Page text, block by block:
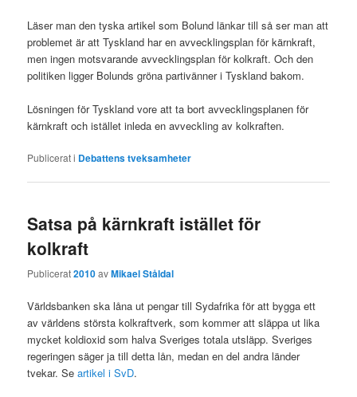
Läser man den tyska artikel som Bolund länkar till så ser man att
problemet är att Tyskland har en avvecklingsplan för kärnkraft,
men ingen motsvarande avvecklingsplan för kolkraft. Och den
politiken ligger Bolunds gröna partivänner i Tyskland bakom.
Lösningen för Tyskland vore att ta bort avvecklingsplanen för
kärnkraft och istället inleda en avveckling av kolkraften.
Publicerat i Debattens tveksamheter
Satsa på kärnkraft istället för
kolkraft
Publicerat2010avMikael Ståldal
Världsbanken ska låna ut pengar till Sydafrika för att bygga ett
av världens största kolkraftverk, som kommer att släppa ut lika
mycket koldioxid som halva Sveriges totala utsläpp. Sveriges
regeringen säger ja till detta lån, medan en del andra länder
tvekar. Seartikel i SvD.